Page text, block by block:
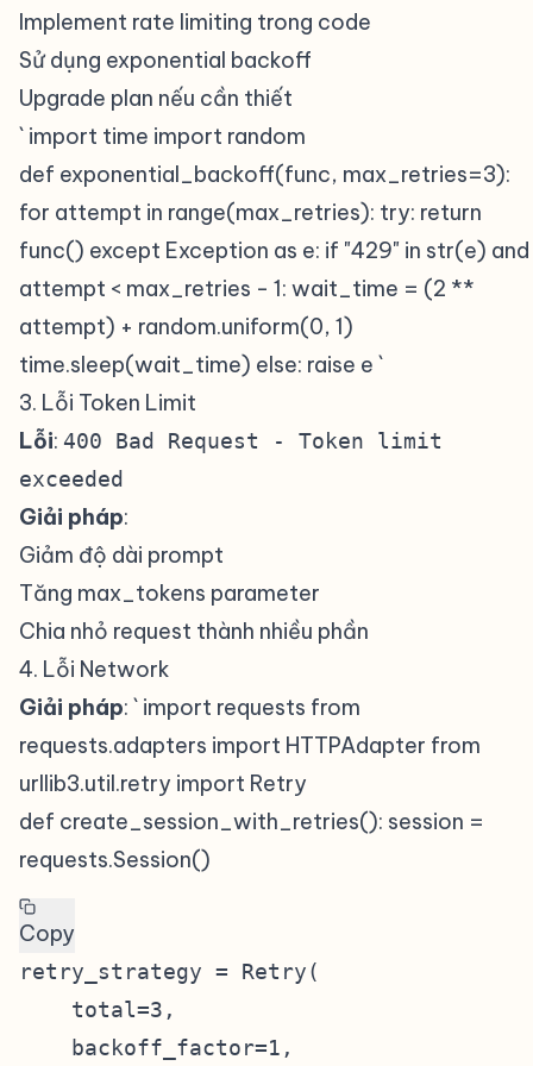
Implement rate limiting trong code
Sử dụng exponential backoff
Upgrade plan nếu cần thiết
` import time import random
def exponential_backoff(func, max_retries=3):
for attempt in range(max_retries): try: return
func() except Exception as e: if "429" in str(e) and
attempt < max_retries - 1: wait_time = (2 **
attempt) + random.uniform(0, 1)
time.sleep(wait_time) else: raise e `
3. Lỗi Token Limit
Lỗi: 400 Bad Request - Token limit
exceeded
Giải pháp:
Giảm độ dài prompt
Tăng max_tokens parameter
Chia nhỏ request thành nhiều phần
4. Lỗi Network
Giải pháp: ` import requests from
requests.adapters import HTTPAdapter from
urllib3.util.retry import Retry
def create_session_with_retries(): session =
requests.Session()
Copy
retry_strategy = Retry(
    total=3,
    backoff_factor=1,